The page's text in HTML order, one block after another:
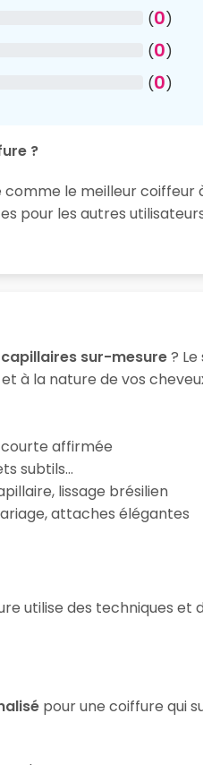
(0)
(0)
(0)
?
le meilleur
pour les autres
sur-mesure?
à la nature de vos
affirmée
subtils…
lissage brésilien
attaches élégantes
utilise des techniques
pour une coiffure qui